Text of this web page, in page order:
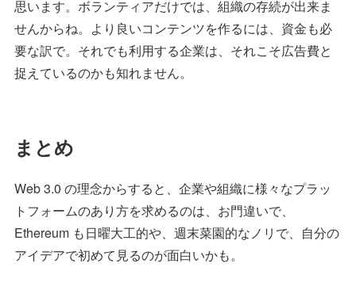
思います。ボランティアだけでは、組織の存続が出来ま
せんからね。より良いコンテンツを作るには、資金も必
要な訳で。それでも利用する企業は、それこそ広告費と
捉えているのかも知れません。
まとめ
Web 3.0 の理念からすると、企業や組織に様々なプラッ
トフォームのあり方を求めるのは、お門違いで、
Ethereum も日曜大工的や、週末菜園的なノリで、自分の
アイデアで初めて見るのが面白いかも。